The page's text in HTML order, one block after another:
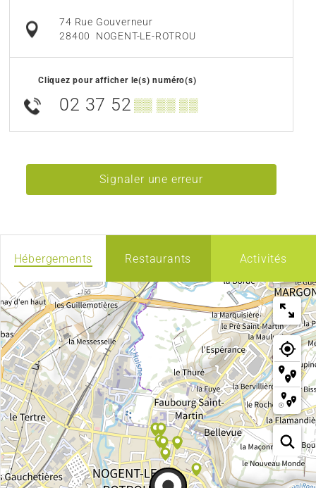
74 Rue Gouverneur
28400
NOGENT-LE-ROTROU
Cliquez pour afficher le(s) numéro(s)
02 37 52 ▒▒ ▒▒ ▒▒
Signaler une erreur
Hébergements Restaurants Activités